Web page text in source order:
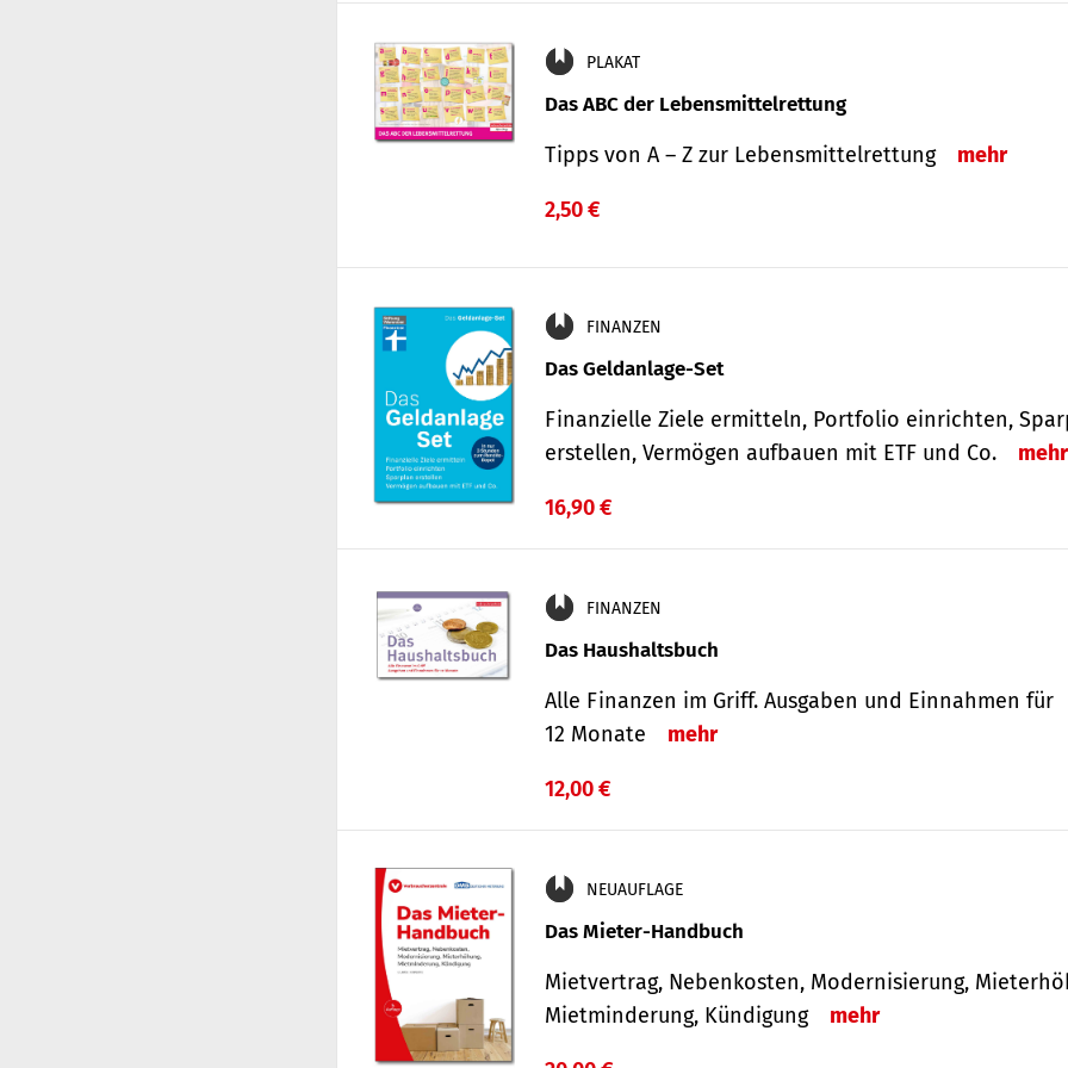
PLAKAT
Das ABC der Lebensmittelrettung
Tipps von A – Z zur Lebensmittelrettung mehr
2,50 €
FINANZEN
Das Geldanlage-Set
Finanzielle Ziele ermitteln, Portfolio einrichten,
erstellen, Vermögen aufbauen mit ETF und Co.
mehr
16,90 €
FINANZEN
Das Haushaltsbuch
Alle Finanzen im Griff. Aus­gaben und Ein­nahmen für
12 Monate
mehr
12,00 €
NEUAUFLAGE
Das Mieter-Handbuch
Mietvertrag, Nebenkosten, Modernisierung,
Mietminderung, Kündigung
mehr